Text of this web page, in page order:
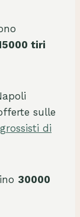
tiri
sulle
di
30000